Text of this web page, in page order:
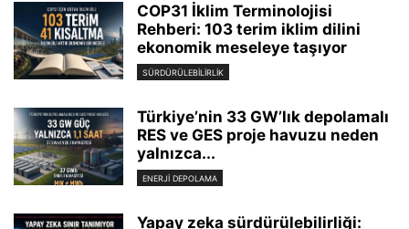
COP31 İklim Terminolojisi
Rehberi: 103 terim iklim dilini
ekonomik meseleye taşıyor
SÜRDÜRÜLEBILIRLIK
Türkiye’nin 33 GW’lık depolamalı
RES ve GES proje havuzu neden
yalnızca...
ENERJI DEPOLAMA
Yapay zeka sürdürülebilirliği: